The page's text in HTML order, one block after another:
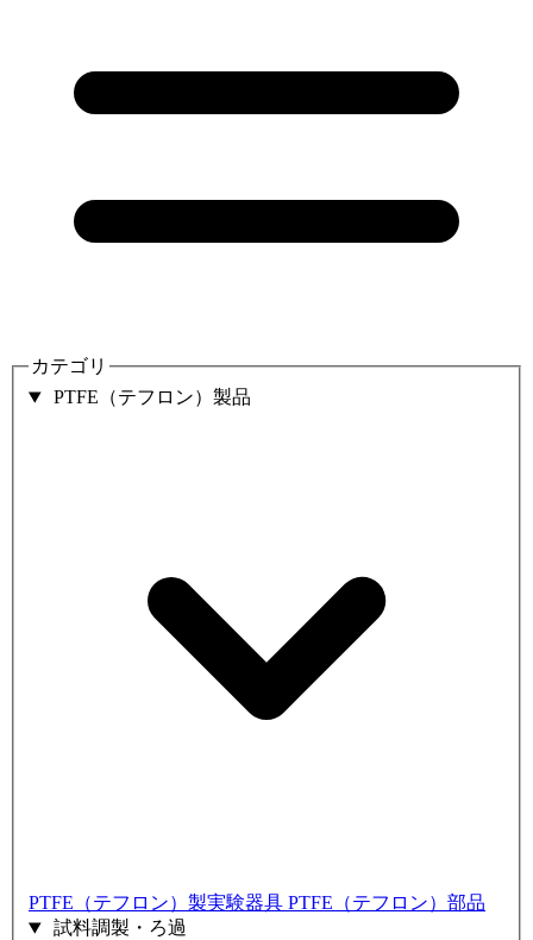
カテゴリ
PTFE（テフロン）製品
PTFE（テフロン）製実験器具 PTFE（テフロン）部品
試料調製・ろ過